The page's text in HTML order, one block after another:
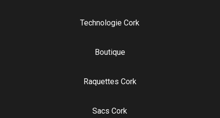
Technologie Cork
Boutique
Raquettes Cork
Sacs Cork